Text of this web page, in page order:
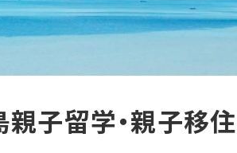
親子留学・親子移住